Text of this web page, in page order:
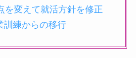
を変えて就活方針を修正
訓練からの移行